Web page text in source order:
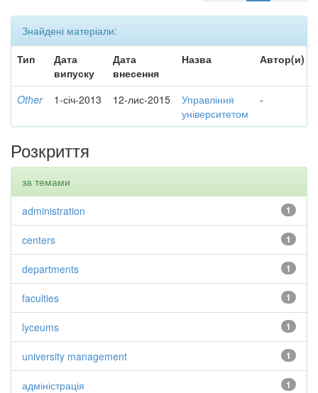
Знайдені матеріали:
Тип
Дата
випуску
Дата
внесення
Назва Автор(и)
Other 1-січ-2013 12-лис-2015
Управління
університетом
-
Розкриття
за темами
1
administration
1
centers
1
departments
1
faculties
1
lyceums
1
university management
1
адміністрація